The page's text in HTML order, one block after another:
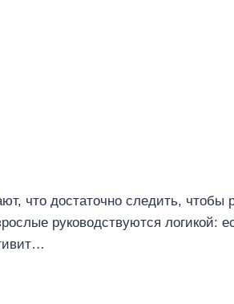
что достаточно следить, чтобы
руководствуются логикой: